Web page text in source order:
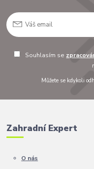
Souhlasím se
Můžete se kdykoli
Zahradní Expert
O nás